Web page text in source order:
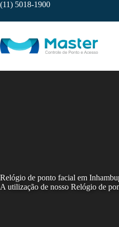
Skip
content
(11) 5018-1900
Relógio de ponto facial em
A utilização de nosso Relógio de